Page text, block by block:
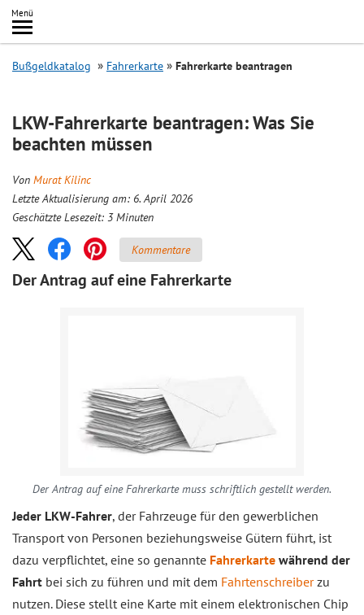
Inhalt
springen
Menü
Search
Bußgeldkatalog Fahrerkarte Fahrerkarte beantragen
LKW-Fahrerkarte beantragen: Was Sie
beachten müssen
Von Murat Kilinc
Letzte Aktualisierung am: 6. April 2026
Geschätzte Lesezeit: 3 Minuten
Kommentare
Der Antrag auf eine Fahrerkarte
Der Antrag auf eine Fahrerkarte muss schriftlich gestellt werden.
Jeder LKW-Fahrer, der Fahrzeuge für den gewerblichen
Transport von Personen beziehungsweise Gütern führt, ist
dazu verpflichtet, eine so genannte Fahrerkarte während der
Fahrt bei sich zu führen und mit dem Fahrtenschreiberzu
nutzen. Diese stellt eine Karte mit einem elektronischen Chip